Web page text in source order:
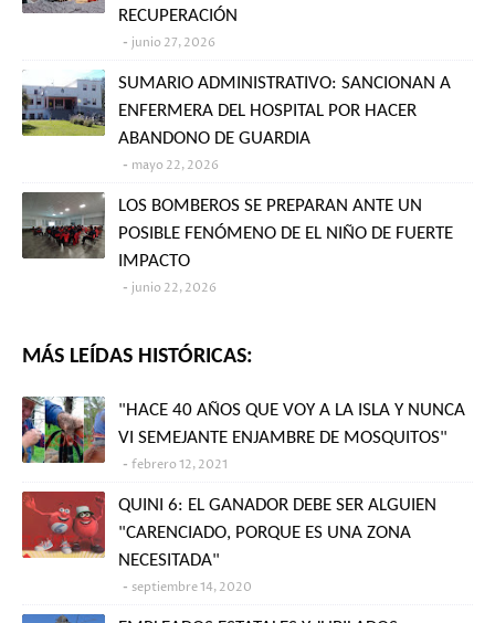
RECUPERACIÓN
junio 27, 2026
SUMARIO ADMINISTRATIVO: SANCIONAN A
ENFERMERA DEL HOSPITAL POR HACER
ABANDONO DE GUARDIA
mayo 22, 2026
LOS BOMBEROS SE PREPARAN ANTE UN
POSIBLE FENÓMENO DE EL NIÑO DE FUERTE
IMPACTO
junio 22, 2026
MÁS LEÍDAS HISTÓRICAS:
"HACE 40 AÑOS QUE VOY A LA ISLA Y NUNCA
VI SEMEJANTE ENJAMBRE DE MOSQUITOS"
febrero 12, 2021
QUINI 6: EL GANADOR DEBE SER ALGUIEN
"CARENCIADO, PORQUE ES UNA ZONA
NECESITADA"
septiembre 14, 2020